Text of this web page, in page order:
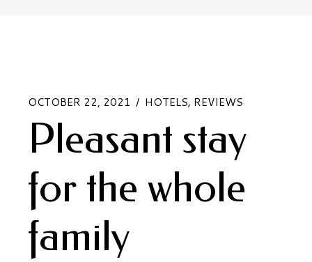
OCTOBER 22, 2021 HOTELS REVIEWS
Pleasant stay
for the whole
family